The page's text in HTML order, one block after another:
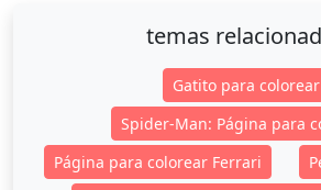
temas
Gatito para colorear
Spider-Man: Página para
Página para colorear Ferrari